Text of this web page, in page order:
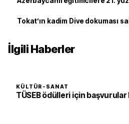
Tokat’ın kadim Dive dokuması
İlgili Haberler
KÜLTÜR-SANAT
TÜSEB ödülleri için başvurular